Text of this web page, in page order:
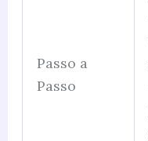
Passo a
Passo